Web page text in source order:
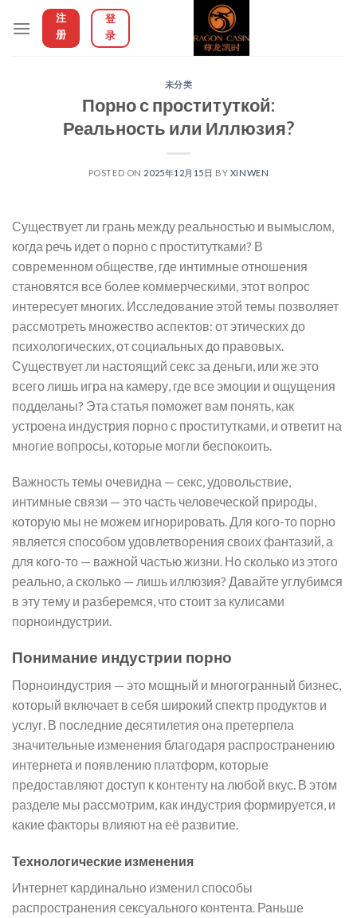
注
册
登
录
未分类
Порно с проституткой:
Реальность или Иллюзия?
POSTED ON 2025年12月15日 BY XINWEN
Существует ли грань между реальностью и вымыслом,
когда речь идет о порно с проститутками? В
современном обществе, где интимные отношения
становятся все более коммерческими, этот вопрос
интересует многих. Исследование этой темы позволяет
рассмотреть множество аспектов: от этических до
психологических, от социальных до правовых.
Существует ли настоящий секс за деньги, или же это
всего лишь игра на камеру, где все эмоции и ощущения
подделаны? Эта статья поможет вам понять, как
устроена индустрия порно с проститутками, и ответит на
многие вопросы, которые могли беспокоить.
Важность темы очевидна — секс, удовольствие,
интимные связи — это часть человеческой природы,
которую мы не можем игнорировать. Для кого-то порно
является способом удовлетворения своих фантазий, а
для кого-то — важной частью жизни. Но сколько из этого
реально, а сколько — лишь иллюзия? Давайте углубимся
в эту тему и разберемся, что стоит за кулисами
порноиндустрии.
Понимание индустрии порно
Порноиндустрия — это мощный и многогранный бизнес,
который включает в себя широкий спектр продуктов и
услуг. В последние десятилетия она претерпела
значительные изменения благодаря распространению
интернета и появлению платформ, которые
предоставляют доступ к контенту на любой вкус. В этом
разделе мы рассмотрим, как индустрия формируется, и
какие факторы влияют на её развитие.
Технологические изменения
Интернет кардинально изменил способы
распространения сексуального контента. Раньше